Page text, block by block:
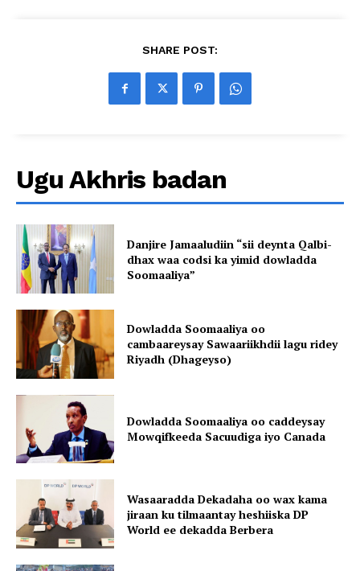
SHARE POST:
Ugu Akhris badan
Danjire Jamaaludiin “sii deynta Qalbi-
dhax waa codsi ka yimid dowladda
Soomaaliya”
Dowladda Soomaaliya oo
cambaareysay Sawaariikhdii lagu ridey
Riyadh (Dhageyso)
Dowladda Soomaaliya oo caddeysay
Mowqifkeeda Sacuudiga iyo Canada
Wasaaradda Dekadaha oo wax kama
jiraan ku tilmaantay heshiiska DP
World ee dekadda Berbera